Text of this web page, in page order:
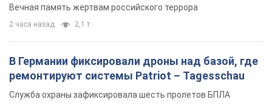
Вечная память жертвам российского террора
2 часа назад 2,1 т.
В Германии фиксировали дроны над базой, где
ремонтируют системы Patriot – Tagesschau
Служба охраны зафиксировала шесть пролетов БПЛА